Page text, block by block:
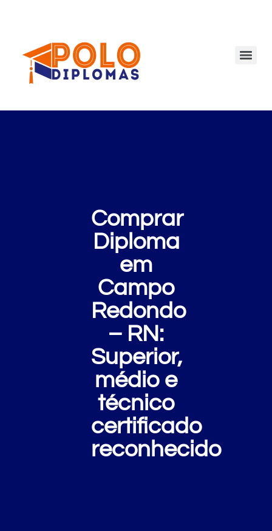
Comprar
Diploma
em
Campo
Redondo
– RN:
Superior,
médio e
técnico
certificado
reconhecido